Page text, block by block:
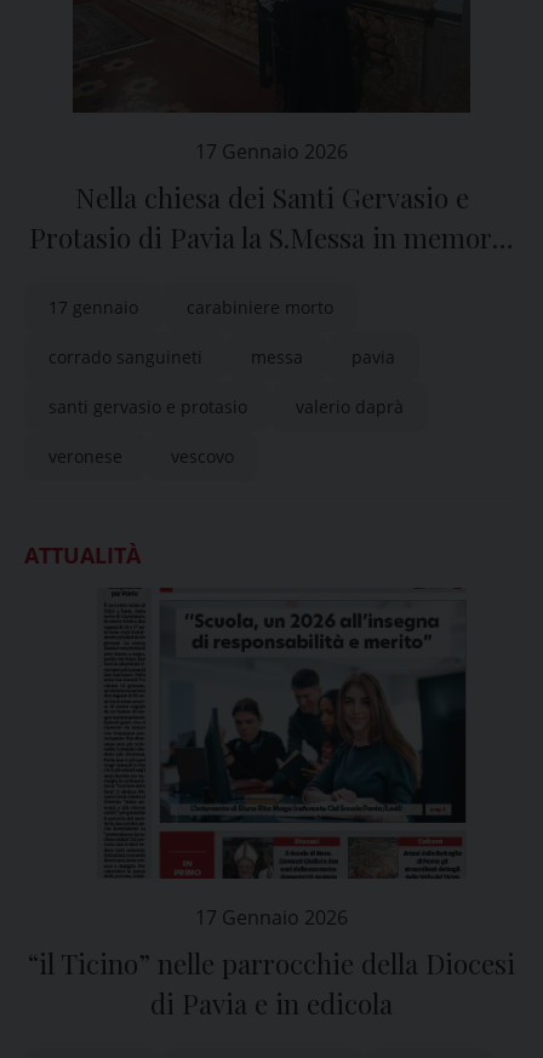
17 Gennaio 2026
Nella chiesa dei Santi Gervasio e
Protasio di Pavia la S.Messa in memoria
17 gennaio carabiniere morto
corrado sanguineti messa pavia
santi gervasio e protasio valerio daprà
veronese vescovo
ATTUALITÀ
17 Gennaio 2026
“il Ticino” nelle parrocchie della Diocesi
di Pavia e in edicola